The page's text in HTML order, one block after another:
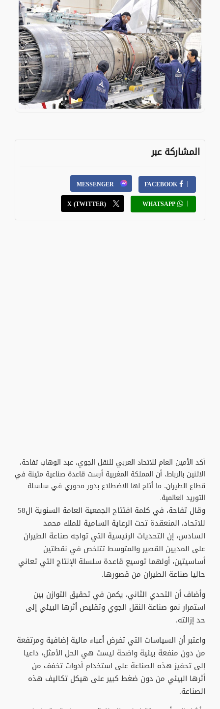
المشاركة عبر
FACEBOOK
MESSENGER
WHATSAPP
X (TWITTER)
أكد الأمين العام للاتحاد العربي للنقل الجوي، عبد الوهاب تفاحة،
الاثنين بالرباط، أن المملكة المغربية أرست قاعدة صناعية متينة في
قطاع الطيران، ما أتاح لها الاضطلاع بدور محوري في سلسلة
التوريد العالمية.
وقال تفاحة، في كلمة افتتاح الجمعية العامة السنوية ال58
للاتحاد، المنعقدة تحت الرعاية السامية للملك محمد
السادس، إن التحديات الرئيسية التي تواجه صناعة الطيران
على المديين القصير والمتوسط تتلخص في نقطتين
أساسيتين، أولهما توسيع قاعدة سلسلة الإنتاج التي تعاني
حاليا صناعة الطيران من قصورها.
وأضاف أن التحدي الثاني، يكمن في تحقيق التوازن بين
استمرار نمو صناعة النقل الجوي وتقليص أثرها البيئي إلى
حد إزالته.
واعتبر أن السياسات التي تفرض أعباء مالية إضافية ومرتفعة
من دون منفعة بيئية واضحة ليست هي الحل الأمثل، داعيا
إلى تحفيز هذه الصناعة على استخدام أدوات تخفف من
أثرها البيئي من دون ضغط كبير على هيكل تكاليف هذه
الصناعة.